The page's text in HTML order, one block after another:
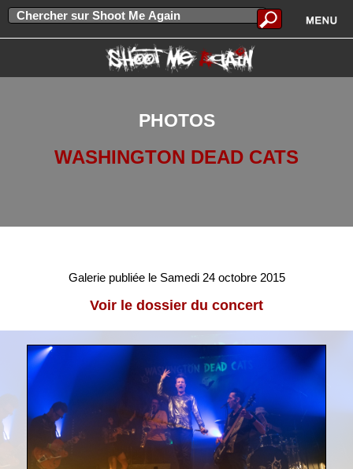
PHOTOS
WASHINGTON DEAD CATS
Galerie publiée le Samedi 24 octobre 2015
Voir le dossier du concert